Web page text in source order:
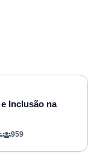
Inclusão na
959